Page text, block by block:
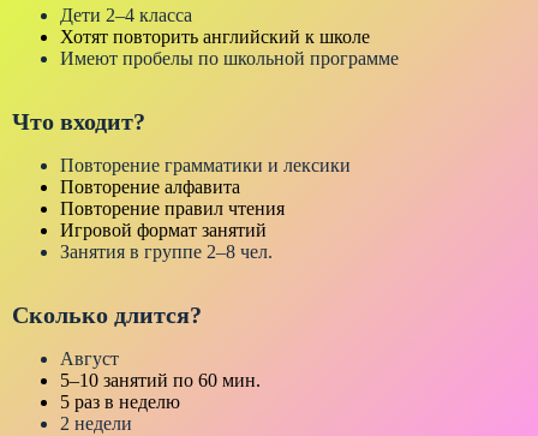
Дети 2–4 класса
Хотят повторить английский к школе
Имеют пробелы по школьной программе
Что входит?
Повторение грамматики и лексики
Повторение алфавита
Повторение правил чтения
Игровой формат занятий
Занятия в группе 2–8 чел.
Сколько длится?
Август
5–10 занятий по 60 мин.
5 раз в неделю
2 недели